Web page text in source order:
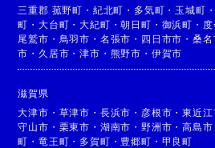
三重郡 菰野町 ・ 紀北町 ・ 多気町 ・ 玉城町
町 ・大台町 ・大紀町 ・朝日町 ・ 御浜町 ・
尾鷲市 ・ 鳥羽市 ・ 名張市 ・ 四日市市 ・桑名
市 ・ 久居市 ・津市 ・ 熊野市 ・ 伊賀市
滋賀県
大津市 ・ 草津市 ・ 長浜市 ・ 彦根市 ・東近江
守山市 ・ 栗東市 ・ 湖南市 ・野洲市 ・高島市
町 ・竜王町 ・ 多賀町 ・ 豊郷町 ・ 甲良町